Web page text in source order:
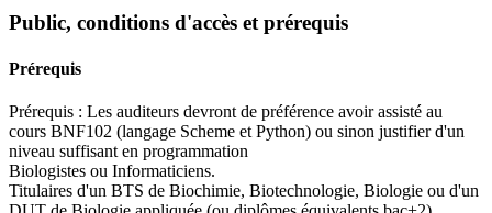
Public, conditions d'accès et prérequis
Prérequis
Prérequis : Les auditeurs devront de préférence avoir assisté au
cours BNF102 (langage Scheme et Python) ou sinon justifier d'un
niveau suffisant en programmation
Biologistes ou Informaticiens.
Titulaires d'un BTS de Biochimie, Biotechnologie, Biologie ou d'un